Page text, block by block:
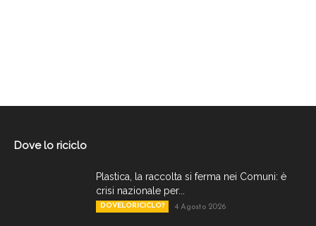
Dove lo riciclo
Plastica, la raccolta si ferma nei Comuni: è
crisi nazionale per...
DOVELORICICLO? 4 Agosto 2026